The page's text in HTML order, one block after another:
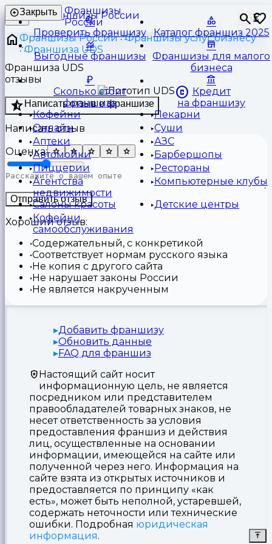
Франшизы
России
⏳
Закрыть
Проверить франшизу Каталог франшиз 2025
Выгодные франшизы
Франшизы для малого
бизнеса
Сколько стоит
франшиза
Кредит
на франшизу
Кофейни
Пекарни
Онлайн
Суши
Аптеки
АЗС
Автомойки
Барбершопы
Пиццерии
Рестораны
Агентства
недвижимости
Компьютерные клубы
Салоны красоты
Детские центры
Кофейни
самообслуживания
Франшизы России
Франшизы услуг бизнесу
Франшиза UDS
Франшиза UDS
отзывы
Написать отзыв о франшизе
Написать отзыв
Оценка:
Отправить отзыв
Хороший отзыв:
Содержательный, с конкретикой
Соответствует нормам русского языка
Не копия с другого сайта
Не нарушает законы России
Не является накрученным
Добавить франшизу
Обновить данные
FAQ для франшиз
Настоящий сайт носит
информационную цель, не является
посредником или представителем
правообладателей товарных знаков, не
несет ответственность за условия
предоставления франшиз и действия
лиц, осуществленные на основании
информации, имеющейся на сайте или
полученной через него. Информация на
сайте взята из открытых источников и
предоставляется по принципу «как
есть», может быть неполной, устаревшей,
содержать неточности или технические
ошибки. Подробная юридическая
информация.